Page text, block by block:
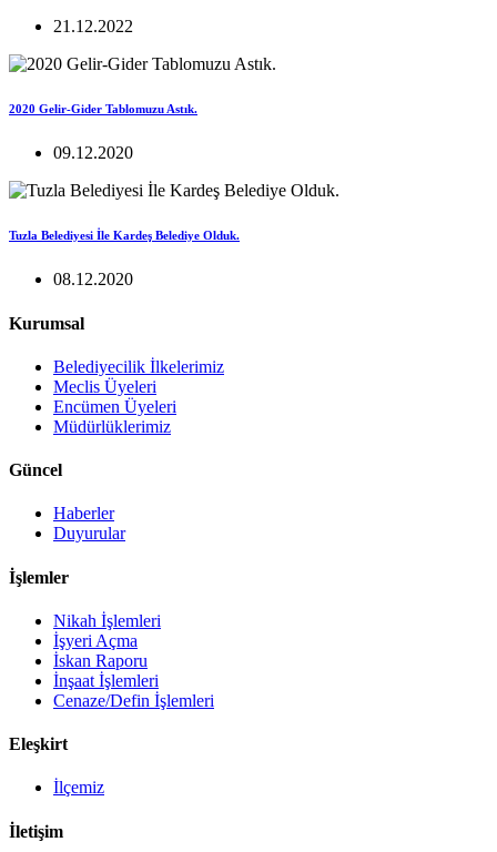
21.12.2022
2020 Gelir-Gider Tablomuzu Astık.
09.12.2020
Tuzla Belediyesi İle Kardeş Belediye Olduk.
08.12.2020
Kurumsal
Belediyecilik İlkelerimiz
Meclis Üyeleri
Encümen Üyeleri
Müdürlüklerimiz
Güncel
Haberler
Duyurular
İşlemler
Nikah İşlemleri
İşyeri Açma
İskan Raporu
İnşaat İşlemleri
Cenaze/Defin İşlemleri
Eleşkirt
İlçemiz
İletişim